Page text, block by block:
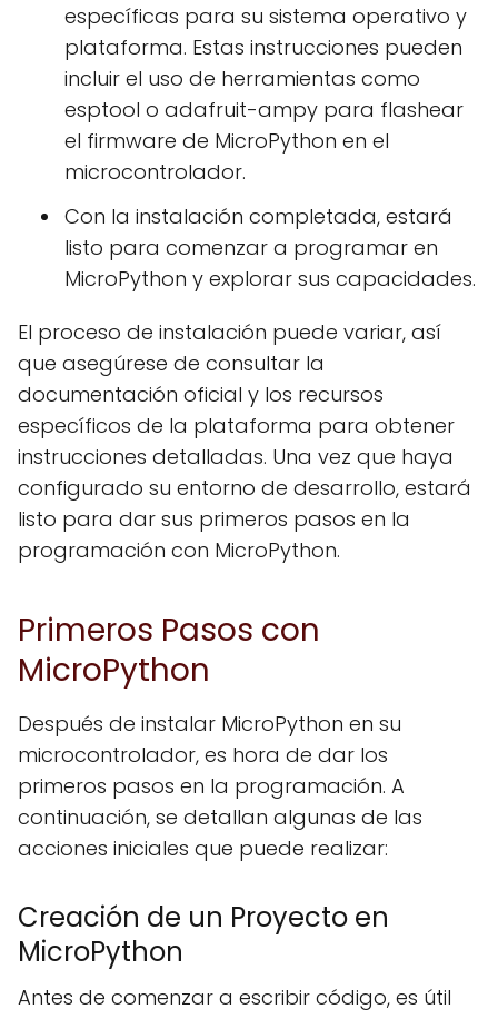
específicas para su sistema operativo y
plataforma. Estas instrucciones pueden
incluir el uso de herramientas como
esptool o adafruit-ampy para flashear
el firmware de MicroPython en el
microcontrolador.
Con la instalación completada, estará
listo para comenzar a programar en
MicroPython y explorar sus capacidades.
El proceso de instalación puede variar, así
que asegúrese de consultar la
documentación oficial y los recursos
específicos de la plataforma para obtener
instrucciones detalladas. Una vez que haya
configurado su entorno de desarrollo, estará
listo para dar sus primeros pasos en la
programación con MicroPython.
Primeros Pasos con
MicroPython
Después de instalar MicroPython en su
microcontrolador, es hora de dar los
primeros pasos en la programación. A
continuación, se detallan algunas de las
acciones iniciales que puede realizar:
Creación de un Proyecto en
MicroPython
Antes de comenzar a escribir código, es útil